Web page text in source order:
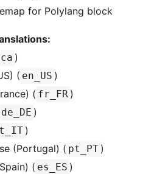
for Polylang block
ca )
( en_US )
( fr_FR )
de_DE )
)
(Portugal) ( pt_PT )
( es_ES )